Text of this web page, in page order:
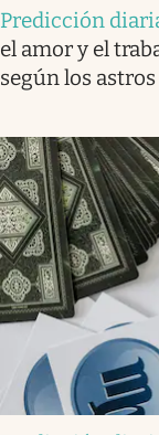
Predicción
el amor y el
según los astros